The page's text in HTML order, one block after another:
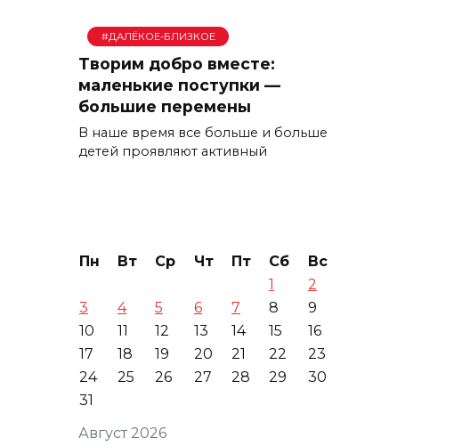
#ДАЛЁКОЕ-БЛИЗКОЕ
Творим добро вместе:
маленькие поступки —
большие перемены
В наше время все больше и больше
детей проявляют активный
Август 2026
Пн Вт Ср Чт Пт Сб
Вс
1
2
3
4 5 6 7 8
9
10
11 12 13 14 15
16
17
18 19 20 21 22
23
24
25 26 27 28 29
30
31